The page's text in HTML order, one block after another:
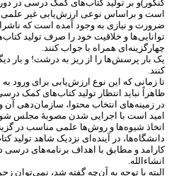
کنکور)و بر تولید کتابهای کمک درسی در
است و براساس نوعی ارزشیابی غیر علمی
ضرورت و نیازی به وجود آمده است که
تواناییها و خلاقیت خود را صرف تولید کتاب
چهارگزینه ای همراه با جواب کنند.
یک بار پرسشها را از ریز به درشت! و بار
کنند.
تا زمانی که این نوع ارزشیابی برای ورود
ظاهراً نباید انتظار تولید کتابهای کمک درسی
در زمینههای انتخاب محتوا، سازماندهی آن
امید است با اجرایی شدن مصوبۀ مجلس
اتخاذ شیوهها و روشها علمی مناسب در
دانشگاهها، در آینده ای نزدیک شاهد تولید
کارامد و مطابق با اهداف برنامههای درسی
انشاء الله.
البته با توجه به آنچه گفته شد، نمیتوان